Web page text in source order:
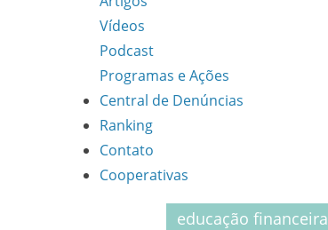
Vídeos
Podcast
Programas e Ações
Central de Denúncias
Ranking
Contato
Cooperativas
educação financeira